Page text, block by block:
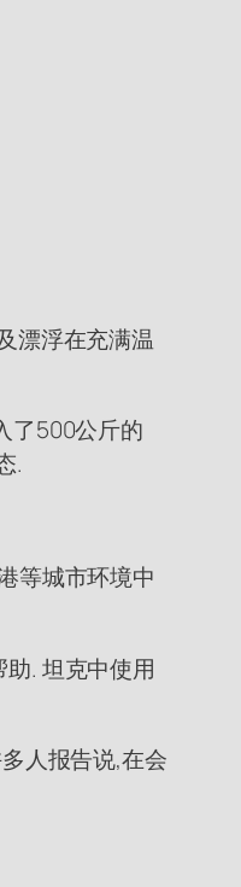
漂浮在充满温
了500公斤的
.
等城市环境中
. 坦克中使用
人报告说,在会